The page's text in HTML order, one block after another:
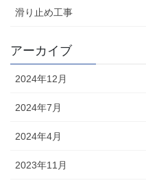
滑り止め工事
アーカイブ
2024年12月
2024年7月
2024年4月
2023年11月